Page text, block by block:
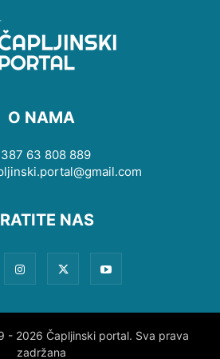
O NAMA
63 808 889
NAS
2026 Čapljinski portal. Sva prava
zadržana